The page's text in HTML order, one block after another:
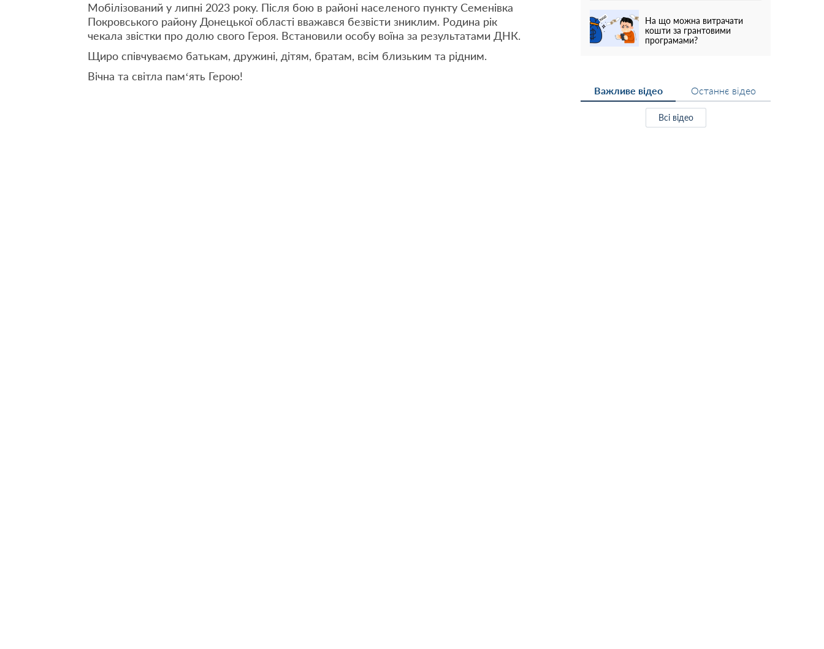
Мобілізований у липні 2023 року. Після бою в районі населеного пункту Семенівка
Покровського району Донецької області вважався безвісти зниклим. Родина рік
чекала звістки про долю свого Героя. Встановили особу воїна за результатами ДНК.
Щиро співчуваємо батькам, дружині, дітям, братам, всім близьким та рідним.
Вічна та світла пам‘ять Герою!
На що можна витрачати
кошти за грантовими
програмами?
Важливе відео Останнє відео
Всі відео